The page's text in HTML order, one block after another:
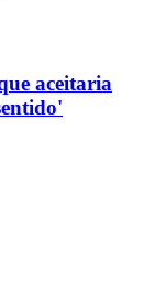
aceitaria